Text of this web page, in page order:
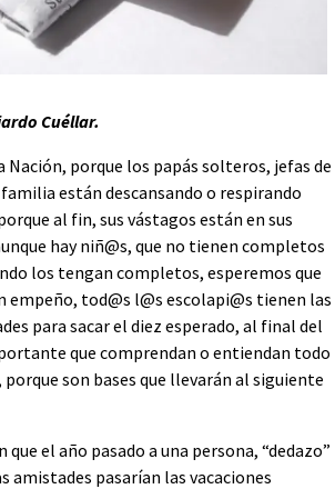
Cuéllar.
Nación, porque los papás solteros, jefas de
están descansando o respirando
al fin, sus vástagos están en sus
hay niñ@s, que no tienen completos
los tengan completos, esperemos que
empeño, tod@s l@s escolapi@s tienen las
para sacar el diez esperado, al final del
que comprendan o entiendan todo
son bases que llevarán al siguiente
que el año pasado a una persona, “dedazo”
amistades pasarían las vacaciones